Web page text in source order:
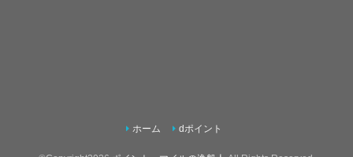
ホーム dポイント